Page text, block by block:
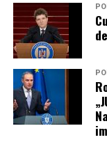
Instanțele se
incomplete și
marile orașe sau
Ce poate
Nu există o rețetă
constant în
microcentrală fixă,
Toate variantele
Aplicații
Ocentrală
Aplicațiile